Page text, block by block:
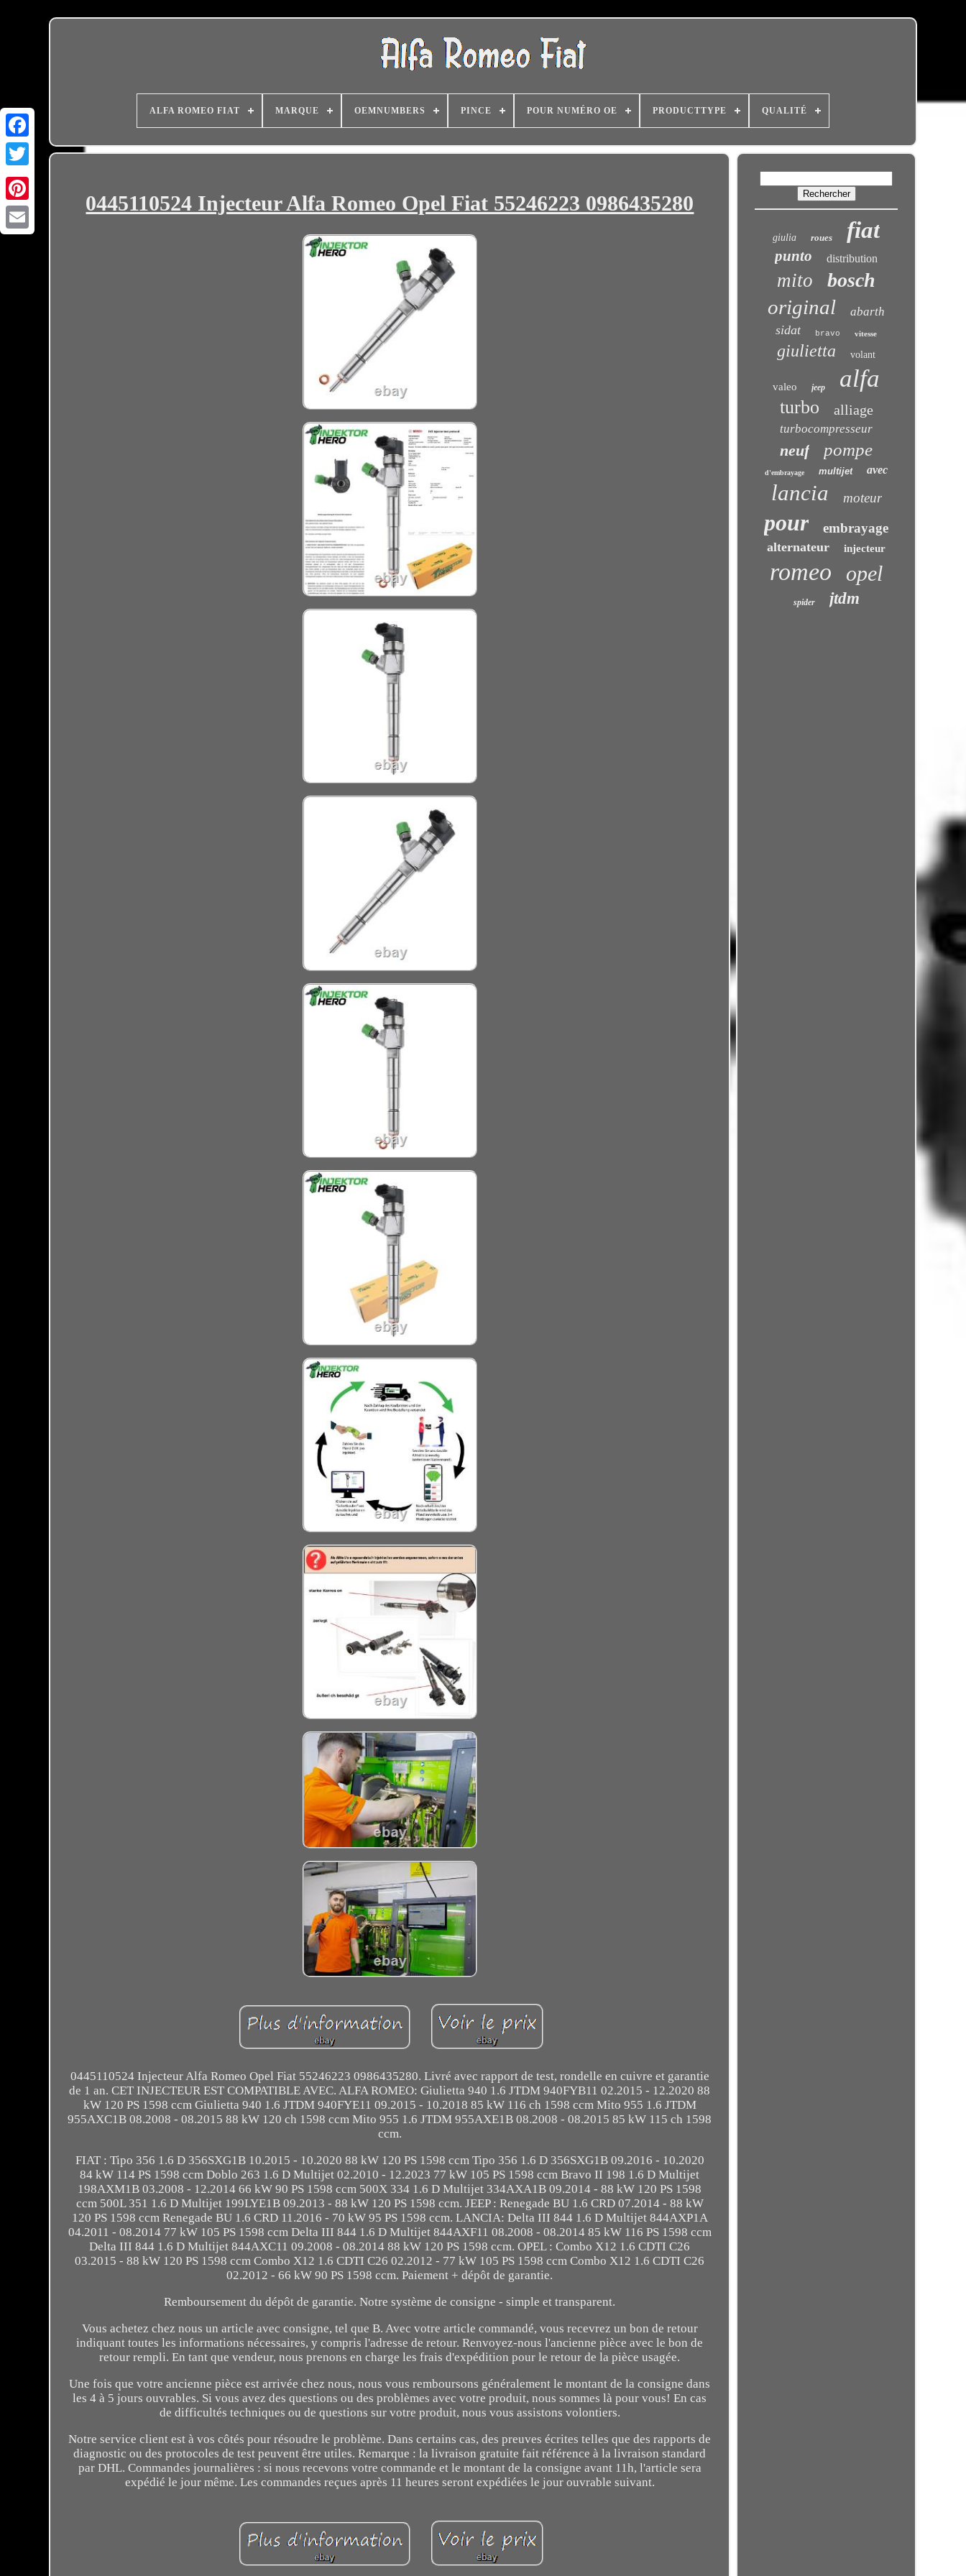
ALFA ROMEO FIAT MARQUE OEMNUMBERS PINCE POUR NUMÉRO OE PRODUCTTYPE QUALITÉ
0445110524 Injecteur Alfa Romeo Opel Fiat 55246223 0986435280
0445110524 Injecteur Alfa Romeo Opel Fiat 55246223 0986435280. Livré avec rapport de test, rondelle en cuivre et garantie
de 1 an. CET INJECTEUR EST COMPATIBLE AVEC. ALFA ROMEO: Giulietta 940 1.6 JTDM 940FYB11 02.2015 - 12.2020 88
kW 120 PS 1598 ccm Giulietta 940 1.6 JTDM 940FYE11 09.2015 - 10.2018 85 kW 116 ch 1598 ccm Mito 955 1.6 JTDM
955AXC1B 08.2008 - 08.2015 88 kW 120 ch 1598 ccm Mito 955 1.6 JTDM 955AXE1B 08.2008 - 08.2015 85 kW 115 ch 1598
ccm.
FIAT : Tipo 356 1.6 D 356SXG1B 10.2015 - 10.2020 88 kW 120 PS 1598 ccm Tipo 356 1.6 D 356SXG1B 09.2016 - 10.2020
84 kW 114 PS 1598 ccm Doblo 263 1.6 D Multijet 02.2010 - 12.2023 77 kW 105 PS 1598 ccm Bravo II 198 1.6 D Multijet
198AXM1B 03.2008 - 12.2014 66 kW 90 PS 1598 ccm 500X 334 1.6 D Multijet 334AXA1B 09.2014 - 88 kW 120 PS 1598
ccm 500L 351 1.6 D Multijet 199LYE1B 09.2013 - 88 kW 120 PS 1598 ccm. JEEP : Renegade BU 1.6 CRD 07.2014 - 88 kW
120 PS 1598 ccm Renegade BU 1.6 CRD 11.2016 - 70 kW 95 PS 1598 ccm. LANCIA: Delta III 844 1.6 D Multijet 844AXP1A
04.2011 - 08.2014 77 kW 105 PS 1598 ccm Delta III 844 1.6 D Multijet 844AXF11 08.2008 - 08.2014 85 kW 116 PS 1598 ccm
Delta III 844 1.6 D Multijet 844AXC11 09.2008 - 08.2014 88 kW 120 PS 1598 ccm. OPEL : Combo X12 1.6 CDTI C26
03.2015 - 88 kW 120 PS 1598 ccm Combo X12 1.6 CDTI C26 02.2012 - 77 kW 105 PS 1598 ccm Combo X12 1.6 CDTI C26
02.2012 - 66 kW 90 PS 1598 ccm. Paiement + dépôt de garantie.
Remboursement du dépôt de garantie. Notre système de consigne - simple et transparent.
Vous achetez chez nous un article avec consigne, tel que B. Avec votre article commandé, vous recevrez un bon de retour
indiquant toutes les informations nécessaires, y compris l'adresse de retour. Renvoyez-nous l'ancienne pièce avec le bon de
retour rempli. En tant que vendeur, nous prenons en charge les frais d'expédition pour le retour de la pièce usagée.
Une fois que votre ancienne pièce est arrivée chez nous, nous vous remboursons généralement le montant de la consigne dans
les 4 à 5 jours ouvrables. Si vous avez des questions ou des problèmes avec votre produit, nous sommes là pour vous! En cas
de difficultés techniques ou de questions sur votre produit, nous vous assistons volontiers.
Notre service client est à vos côtés pour résoudre le problème. Dans certains cas, des preuves écrites telles que des rapports de
diagnostic ou des protocoles de test peuvent être utiles. Remarque : la livraison gratuite fait référence à la livraison standard
par DHL. Commandes journalières : si nous recevons votre commande et le montant de la consigne avant 11h, l'article sera
expédié le jour même. Les commandes reçues après 11 heures seront expédiées le jour ouvrable suivant.
giulia roues fiat
punto distribution
mito bosch
original abarth
sidat bravo vitesse
giulietta volant
valeo jeep alfa
turbo alliage
turbocompresseur
neuf pompe
d'embrayage multijet avec
lancia moteur
pour embrayage
alternateur injecteur
romeo opel
spider jtdm